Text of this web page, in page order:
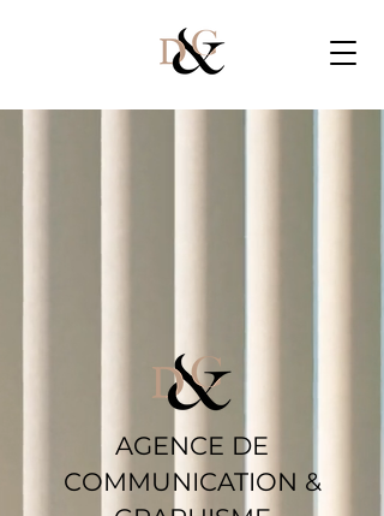
AGENCE DE
COMMUNICATION &